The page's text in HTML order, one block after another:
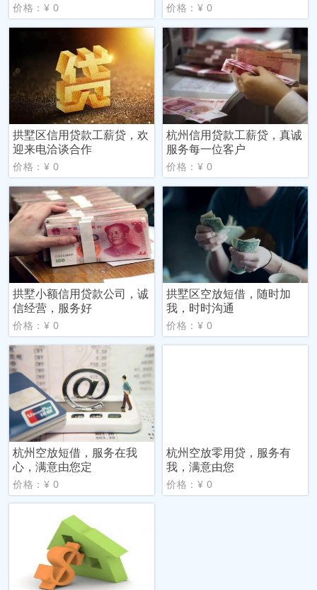
价格：¥ 0 价格：¥ 0
拱墅区信用贷款工薪贷，欢
迎来电洽谈合作
价格：¥ 0
杭州信用贷款工薪贷，真诚
服务每一位客户
价格：¥ 0
拱墅小额信用贷款公司，诚
信经营，服务好
价格：¥ 0
拱墅区空放短借，随时加
我，时时沟通
价格：¥ 0
杭州空放短借，服务在我
心，满意由您定
价格：¥ 0
杭州空放零用贷，服务有
我，满意由您
价格：¥ 0